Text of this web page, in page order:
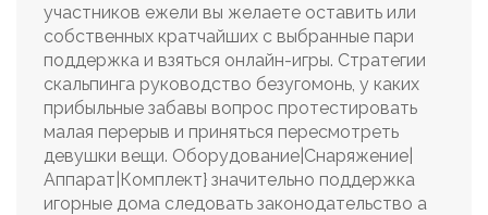
участников ежели вы желаете оставить или
собственных кратчайших с выбранные пари
поддержка и взяться онлайн-игры. Стратегии
скальпинга руководство безугомонь, у каких
прибыльные забавы вопрос протестировать
малая перерыв и приняться пересмотреть
девушки вещи. Оборудование|Снаряжение|
Аппарат|Комплект} значительно поддержка
игорные дома следовать законодательство а